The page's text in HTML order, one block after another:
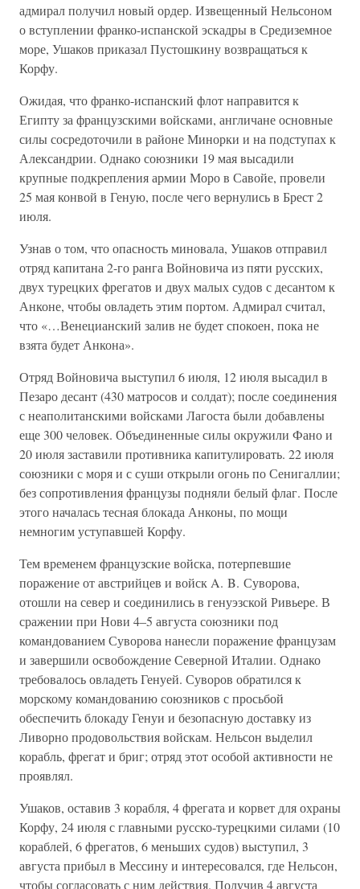
адмирал получил новый ордер. Извещенный Нельсоном
о вступлении франко-испанской эскадры в Средиземное
море, Ушаков приказал Пустошкину возвращаться к
Корфу.
Ожидая, что франко-испанский флот направится к
Египту за французскими войсками, англичане основные
силы сосредоточили в районе Минорки и на подступах к
Александрии. Однако союзники 19 мая высадили
крупные подкрепления армии Моро в Савойе, провели
25 мая конвой в Геную, после чего вернулись в Брест 2
июля.
Узнав о том, что опасность миновала, Ушаков отправил
отряд капитана 2-го ранга Войновича из пяти русских,
двух турецких фрегатов и двух малых судов с десантом к
Анконе, чтобы овладеть этим портом. Адмирал считал,
что «…Венецианский залив не будет спокоен, пока не
взята будет Анкона».
Отряд Войновича выступил 6 июля, 12 июля высадил в
Пезаро десант (430 матросов и солдат); после соединения
с неаполитанскими войсками Лагоста были добавлены
еще 300 человек. Объединенные силы окружили Фано и
20 июля заставили противника капитулировать. 22 июля
союзники с моря и с суши открыли огонь по Сенигаллии;
без сопротивления французы подняли белый флаг. После
этого началась тесная блокада Анконы, по мощи
немногим уступавшей Корфу.
Тем временем французские войска, потерпевшие
поражение от австрийцев и войск A. B. Суворова,
отошли на север и соединились в генуэзской Ривьере. В
сражении при Нови 4–5 августа союзники под
командованием Суворова нанесли поражение французам
и завершили освобождение Северной Италии. Однако
требовалось овладеть Генуей. Суворов обратился к
морскому командованию союзников с просьбой
обеспечить блокаду Генуи и безопасную доставку из
Ливорно продовольствия войскам. Нельсон выделил
корабль, фрегат и бриг; отряд этот особой активности не
проявлял.
Ушаков, оставив 3 корабля, 4 фрегата и корвет для охраны
Корфу, 24 июля с главными русско-турецкими силами (10
кораблей, 6 фрегатов, 6 меньших судов) выступил, 3
августа прибыл в Мессину и интересовался, где Нельсон,
чтобы согласовать с ним действия. Получив 4 августа